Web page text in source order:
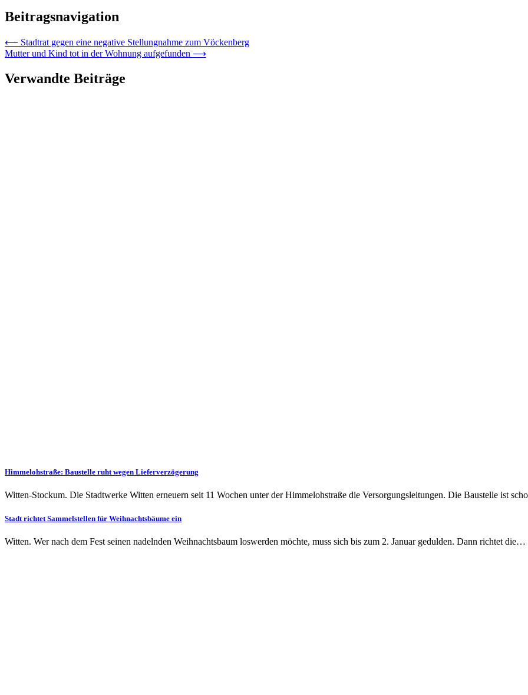
Beitragsnavigation
⟵ Stadtrat gegen eine negative Stellungnahme zum Vöckenberg
Mutter und Kind tot in der Wohnung aufgefunden ⟶
Verwandte Beiträge
Himmelohstraße: Baustelle ruht wegen Lieferverzögerung
Witten-Stockum. Die Stadtwerke Witten erneuern seit 11 Wochen unter der Himmelohstraße die Versorgungsleitungen. Die Baustelle ist
Stadt richtet Sammelstellen für Weihnachtsbäume ein
Witten. Wer nach dem Fest seinen nadelnden Weihnachtsbaum loswerden möchte, muss sich bis zum 2. Januar gedulden. Dann richtet die…